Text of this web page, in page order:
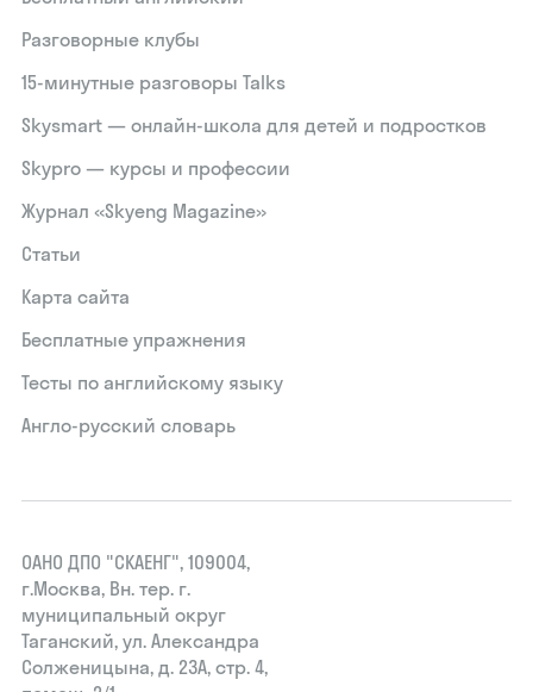
Разговорные клубы
15‑минутные разговоры Talks
Skysmart — онлайн-школа для детей и подростков
Skypro — курсы и профессии
Журнал «Skyeng Magazine»
Статьи
Карта сайта
Бесплатные упражнения
Тесты по английскому языку
Англо-русский словарь
ОАНО ДПО "СКАЕНГ", 109004,
г.Москва, Вн. тер. г.
муниципальный округ
Таганский, ул. Александра
Солженицына, д. 23А, стр. 4,